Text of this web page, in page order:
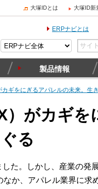
大塚IDとは 大塚ID新
ERPナビとは
製品情報
ギをにぎるアパレルの未来。生
）がカギを
る
た。しかし、産業の発
か、アパレル業界に求